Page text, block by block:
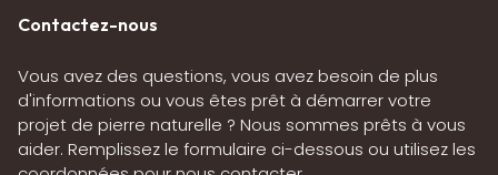
Contactez-nous
Vous avez des questions, vous avez besoin de plus
d'informations ou vous êtes prêt à démarrer votre
projet de pierre naturelle ? Nous sommes prêts à vous
aider. Remplissez le formulaire ci-dessous ou utilisez les